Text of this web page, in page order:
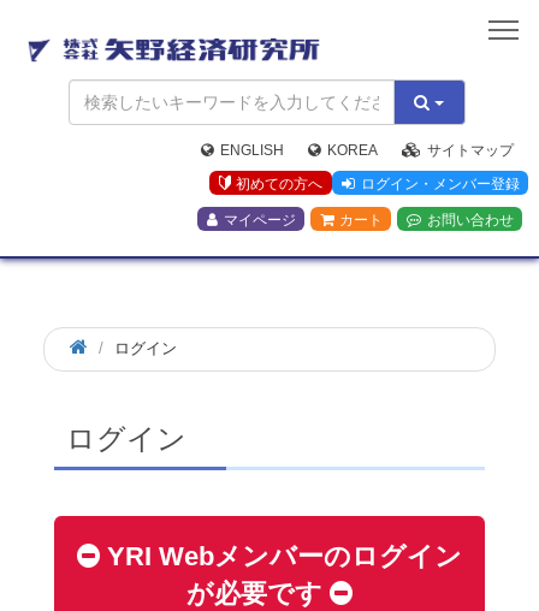
矢
野
経
済
研
究
所
ENGLISH KOREA
サイトマップ
初めての方へ
ログイン・メンバー登録
マイページ カート お問い合わせ
ログイン
ログイン
YRI Webメンバーのログイン
が必要です